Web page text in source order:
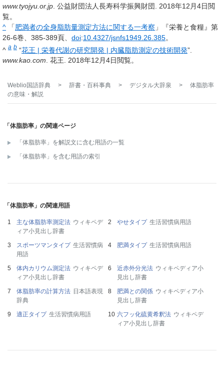
www.tyojyu.or.jp . 公益財団法人長寿科学振興財団. 2018年12月4日閲
覧。
^
「肥満者の全身脂肪量測定方法に関する一考察 」『栄養と食糧』第
26-6巻、385-389頁、 doi:10.4327/jsnfs1949.26.385。
^ a b “花王 | 栄養代謝の研究開発 | 内臓脂肪測定の技術開発”.
www.kao.com. 花王. 2018年12月4日閲覧。
Weblio国語辞典 > 辞書・百科事典 > デジタル大辞泉 >
体脂肪率
の意味・解説
「体脂肪率」の関連ページ
「体脂肪率」を解説文に含む用語の一覧
「体脂肪率」を含む用語の索引
「体脂肪率」の関連用語
主な体脂肪率測定法 ウィキペデ
ィア小見出し辞書
やせタイプ 生活習慣病用語
スポーツマンタイプ 生活習慣病
用語
肥満タイプ 生活習慣病用語
体内カリウム測定法 ウィキペデ
ィア小見出し辞書
近赤外分光法 ウィキペディア小
見出し辞書
体脂肪率の計算方法 日本語表現
辞典
肥満との関係 ウィキペディア小
見出し辞書
適正タイプ 生活習慣病用語 六フッ化硫黄希釈法 ウィキペデ
ィア小見出し辞書